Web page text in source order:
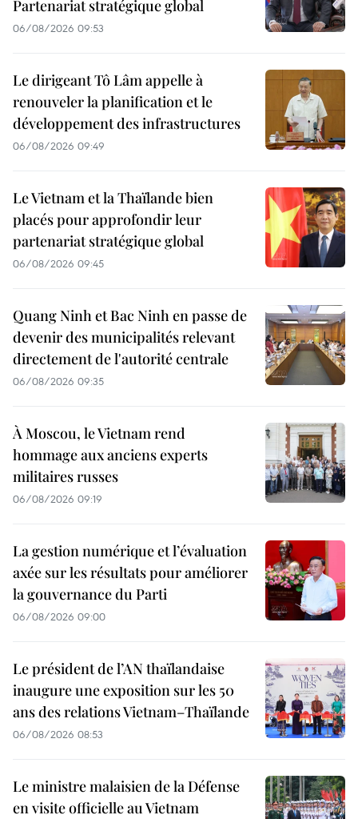
Partenariat stratégique global
06/08/2026 09:53
Le dirigeant Tô Lâm appelle à
renouveler la planification et le
développement des infrastructures
06/08/2026 09:49
Le Vietnam et la Thaïlande bien
placés pour approfondir leur
partenariat stratégique global
06/08/2026 09:45
Quang Ninh et Bac Ninh en passe de
devenir des municipalités relevant
directement de l'autorité centrale
06/08/2026 09:35
À Moscou, le Vietnam rend
hommage aux anciens experts
militaires russes
06/08/2026 09:19
La gestion numérique et l’évaluation
axée sur les résultats pour améliorer
la gouvernance du Parti
06/08/2026 09:00
Le président de l’AN thaïlandaise
inaugure une exposition sur les 50
ans des relations Vietnam–Thaïlande
06/08/2026 08:53
Le ministre malaisien de la Défense
en visite officielle au Vietnam